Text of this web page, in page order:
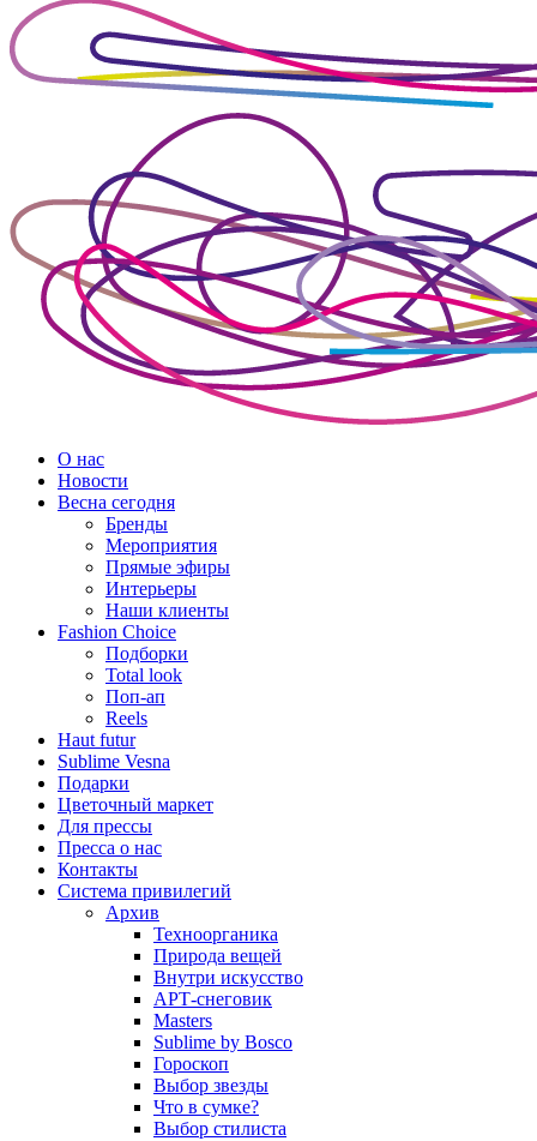
О нас
Новости
Весна сегодня
Бренды
Меро­приятия
Прямые эфиры
Интерьеры
Наши клиенты
Fashion Choice
Подборки
Total look
Поп-ап
Reels
Haut futur
Sublime Vesna
Подарки
Цветочный маркет
Для прессы
Пресса о нас
Контакты
Система привилегий
Архив
Техноорганика
Природа вещей
Внутри искусство
АРТ-снеговик
Masters
Sublime by Bosco
Гороскоп
Выбор звезды
Что в сумке?
Выбор стилиста